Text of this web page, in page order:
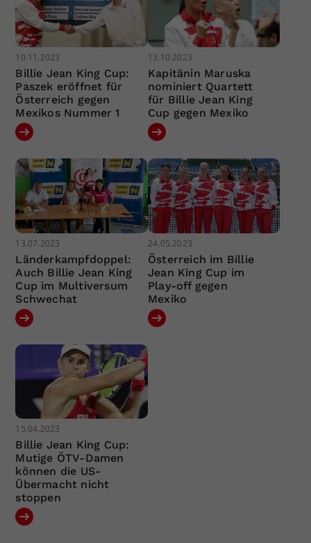
10.11.2023
Billie Jean King Cup:
Paszek eröffnet für
Österreich gegen
Mexikos Nummer 1
13.10.2023
Kapitänin Maruska
nominiert Quartett
für Billie Jean King
Cup gegen Mexiko
13.07.2023
Länderkampfdoppel:
Auch Billie Jean King
Cup im Multiversum
Schwechat
24.05.2023
Österreich im Billie
Jean King Cup im
Play-off gegen
Mexiko
15.04.2023
Billie Jean King Cup:
Mutige ÖTV-Damen
können die US-
Übermacht nicht
stoppen